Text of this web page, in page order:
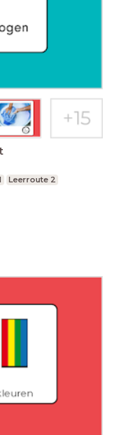
Leerroute 2